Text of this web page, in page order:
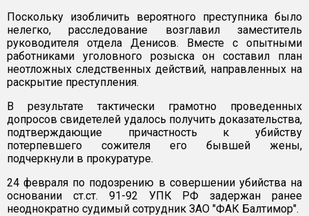
Поскольку изобличить вероятного преступника было
нелегко, расследование возглавил заместитель
руководителя отдела Денисов. Вместе с опытными
работниками уголовного розыска он составил план
неотложных следственных действий, направленных на
раскрытие преступления.
В результате тактически грамотно проведенных
допросов свидетелей удалось получить доказательства,
подтверждающие причастность к убийству
потерпевшего сожителя его бывшей жены,
подчеркнули в прокуратуре.
24 февраля по подозрению в совершении убийства на
основании ст.ст. 91-92 УПК РФ задержан ранее
неоднократно судимый сотрудник ЗАО "ФАК Балтимор".